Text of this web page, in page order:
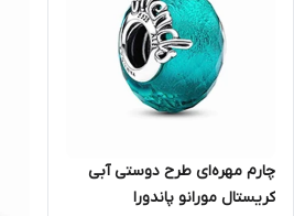
چارم مهره‌ای طرح دوستی آبی
کریستال مورانو پاندورا